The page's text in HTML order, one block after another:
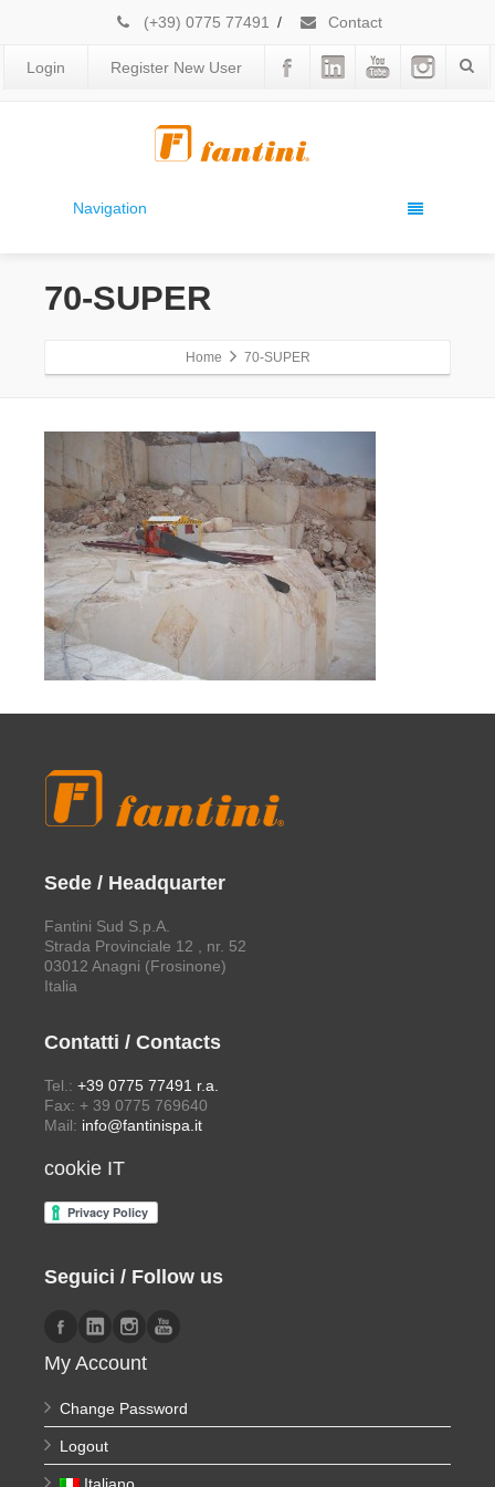
(+39) 0775 77491 / Contact
Login Register New User
Navigation
70-SUPER
Home 70-SUPER
Sede / Headquarter
Fantini Sud S.p.A.
Strada Provinciale 12 , nr. 52
03012 Anagni (Frosinone)
Italia
Contatti / Contacts
Tel.: +39 0775 77491 r.a.
Fax: + 39 0775 769640
Mail: info@fantinispa.it
cookie IT
Seguici / Follow us
My Account
Change Password
Logout